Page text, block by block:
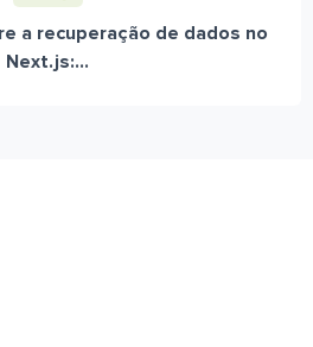
a recuperação de dados no
Next.js:...